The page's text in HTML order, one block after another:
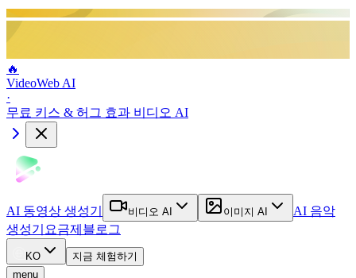
🔥
VideoWeb AI
·
무료 키스 & 허그 효과 비디오 AI
AI 동영상 생성기 비디오 AI 이미지 AI
AI 음악
생성기 요금제 블로그
KO
지금 체험하기
menu